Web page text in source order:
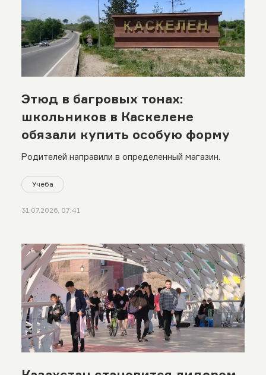
Этюд в багровых тонах:
школьников в Каскелене
обязали купить особую форму
Родителей направили в определенный магазин.
Учеба
31.07.2026, 07:41